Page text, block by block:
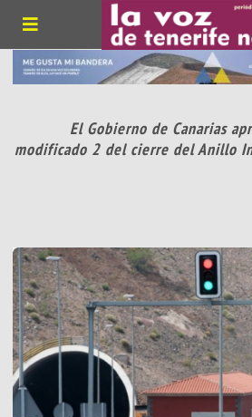
El Gobierno de Canarias
modificado 2 del cierre del Anillo